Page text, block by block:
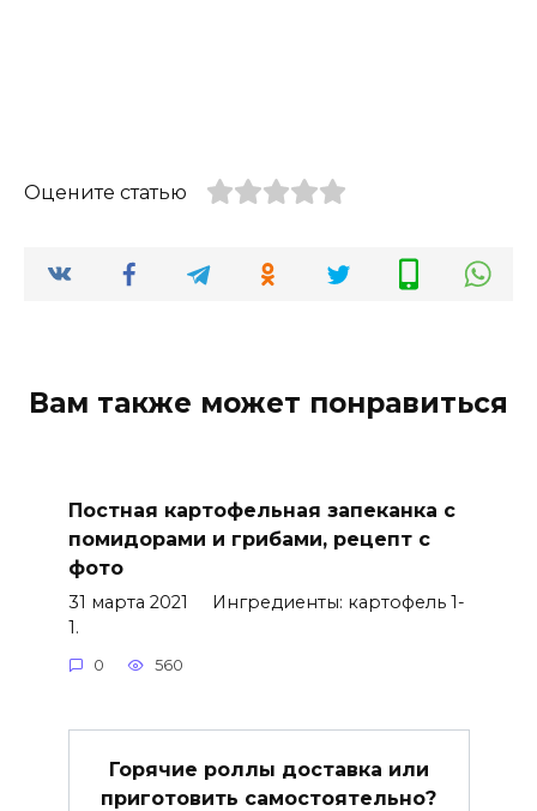
Оцените статью
Вам также может понравиться
Постная картофельная запеканка с
помидорами и грибами, рецепт с
фото
31 марта 2021 Ингредиенты: картофель 1-
1.
0 560
Горячие роллы доставка или
приготовить самостоятельно?